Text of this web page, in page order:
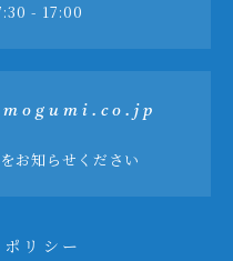
- 17:00
お知らせください
リシー